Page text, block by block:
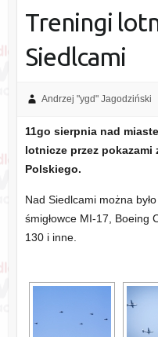
Treningi
Siedlcami
Andrzej "ygd" Jagodziński
11go sierpnia nad
lotnicze przez pokazami
Polskiego.
Nad Siedlcami można
śmigłowce MI-17, Boeing
130 i inne.